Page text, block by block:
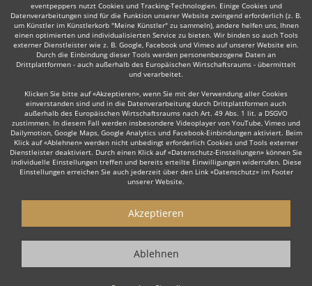
eventpeppers nutzt Cookies und Tracking-Technologien. Einige Cookies und
Datenverarbeitungen sind für die Funktion unserer Website zwingend erforderlich (z. B.
um Künstler im Künstlerkorb "Meine Künstler" zu sammeln), andere helfen uns, Ihnen
einen optimierten und individualisierten Service zu bieten. Wir binden so auch Tools
externer Dienstleister wie z. B. Google, Facebook und Vimeo auf unserer Website ein.
Durch die Einbindung dieser Tools werden personenbezogene Daten an
Drittplattformen - auch außerhalb des Europäischen Wirtschaftsraums - übermittelt
und verarbeitet.
Klicken Sie bitte auf «Akzeptieren», wenn Sie mit der Verwendung aller Cookies
einverstanden sind und in die Datenverarbeitung durch Drittplattformen auch
außerhalb des Europäischen Wirtschaftsraums nach Art. 49 Abs. 1 lit. a DSGVO
zustimmen. In diesem Fall werden insbesondere Videoplayer von YouTube, Vimeo und
Dailymotion, Google Maps, Google Analytics und Facebook-Einbindungen aktiviert. Beim
Klick auf «Ablehnen» werden nicht unbedingt erforderlich Cookies und Tools externer
Dienstleister deaktiviert. Durch einen Klick auf «Datenschutz-Einstellungen» können Sie
individuelle Einstellungen treffen und bereits erteilte Einwilligungen widerrufen. Diese
Einstellungen erreichen Sie auch jederzeit über den Link «Datenschutz» im Footer
unserer Website.
Akzeptieren
Ablehnen